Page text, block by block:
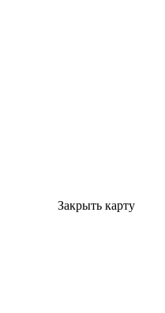
Закрыть карту